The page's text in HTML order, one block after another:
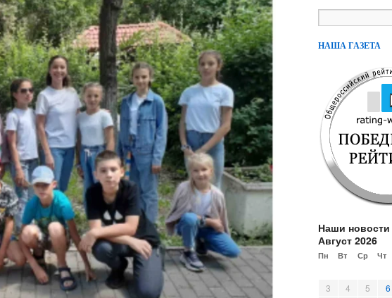
НАША ГАЗЕТА
Наши новости
Август 2026
Пн Вт Ср Чт
3
4 5 6